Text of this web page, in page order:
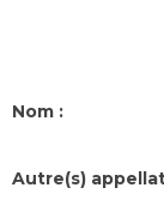
Nom :
Autre(s)